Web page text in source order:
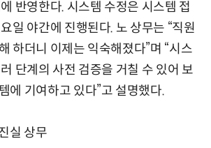
반영한다. 시스템 수정은 시스템 접
일 야간에 진행된다. 노 상무는 “직원
하더니 이제는 익숙해졌다”며 “시스
단계의 사전 검증을 거칠 수 있어 보
에 기여하고 있다”고 설명했다.
실 상무